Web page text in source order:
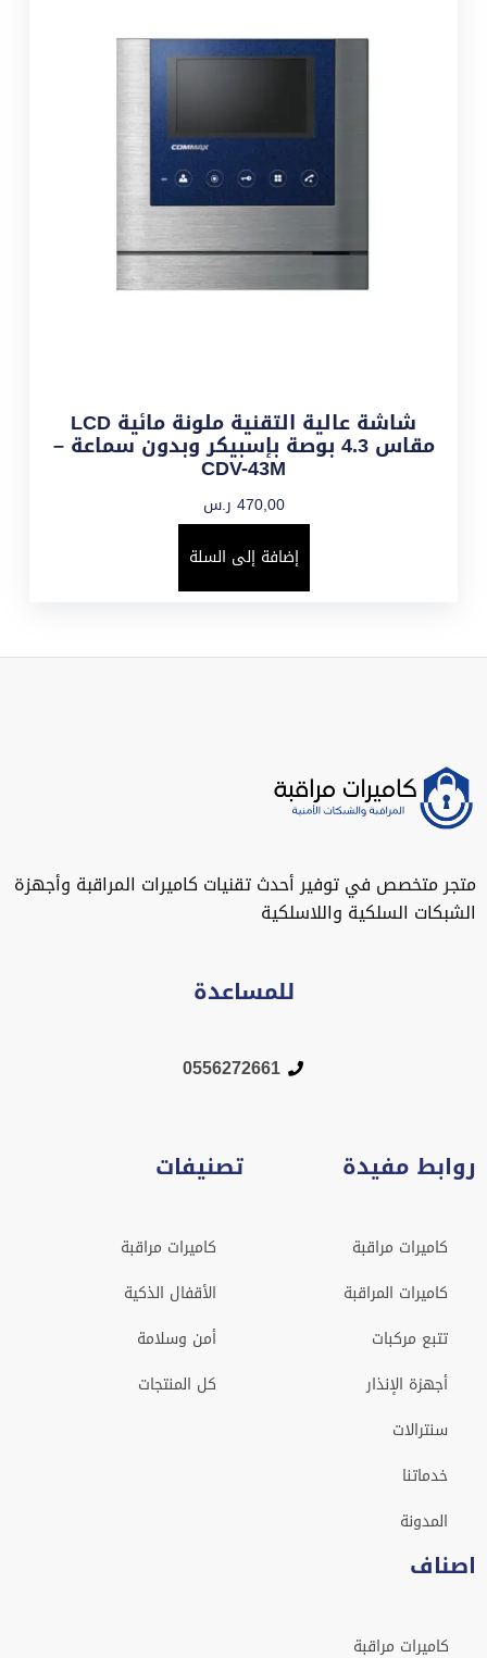
شاشة عالية التقنية ملونة مائية LCD
مقاس 4.3 بوصة بإسبيكر وبدون سماعة –
CDV-43M
470,00 ر.س
إضافة إلى السلة
متجر متخصص في توفير أحدث تقنيات كاميرات المراقبة وأجهزة
الشبكات السلكية واللاسلكية
للمساعدة
0556272661
روابط مفيدة
كاميرات مراقبة
كاميرات المراقبة
تتبع مركبات
أجهزة الإنذار
سنترالات
خدماتنا
المدونة
تصنيفات
كاميرات مراقبة
الأقفال الذكية
أمن وسلامة
كل المنتجات
اصناف
كاميرات مراقبة